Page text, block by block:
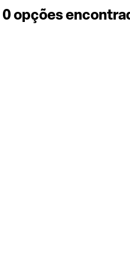
0 opções